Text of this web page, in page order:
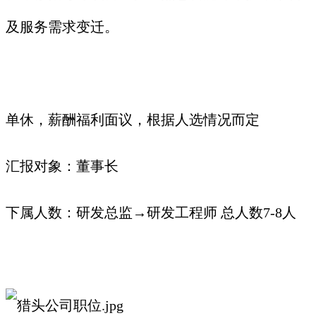
及服务需求变迁。
单休，薪酬福利面议，根据人选情况而定
汇报对象：董事长
下属人数：研发总监→研发工程师 总人数7-8人